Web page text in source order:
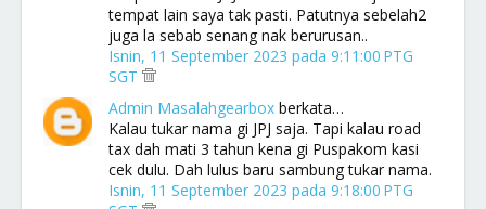
tempat lain saya tak pasti. Patutnya sebelah2
juga la sebab senang nak berurusan..
Isnin, 11 September 2023 pada 9:11:00 PTG
SGT
Admin Masalahgearbox berkata…
Kalau tukar nama gi JPJ saja. Tapi kalau road
tax dah mati 3 tahun kena gi Puspakom kasi
cek dulu. Dah lulus baru sambung tukar nama.
Isnin, 11 September 2023 pada 9:18:00 PTG